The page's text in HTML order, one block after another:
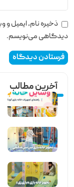
ذخیره نام، ایمیل و
دیدگاهی می‌نویسم.
آخرین مطالب